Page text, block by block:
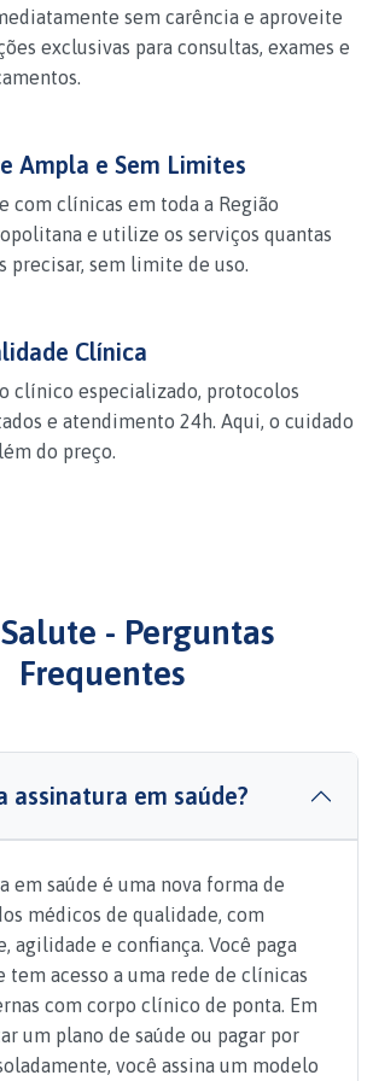
sem carência e aproveite
exclusivas para consultas, exames e
Ampla e Sem Limites
com clínicas em toda a Região
e utilize os serviços quantas
precisar, sem limite de uso.
Clínica
clínico especializado, protocolos
e atendimento 24h. Aqui, o cuidado
do preço.
- Perguntas
Frequentes
assinatura em saúde?
em saúde é uma nova forma de
médicos de qualidade, com
agilidade e confiança. Você paga
tem acesso a uma rede de clínicas
com corpo clínico de ponta. Em
um plano de saúde ou pagar por
você assina um modelo